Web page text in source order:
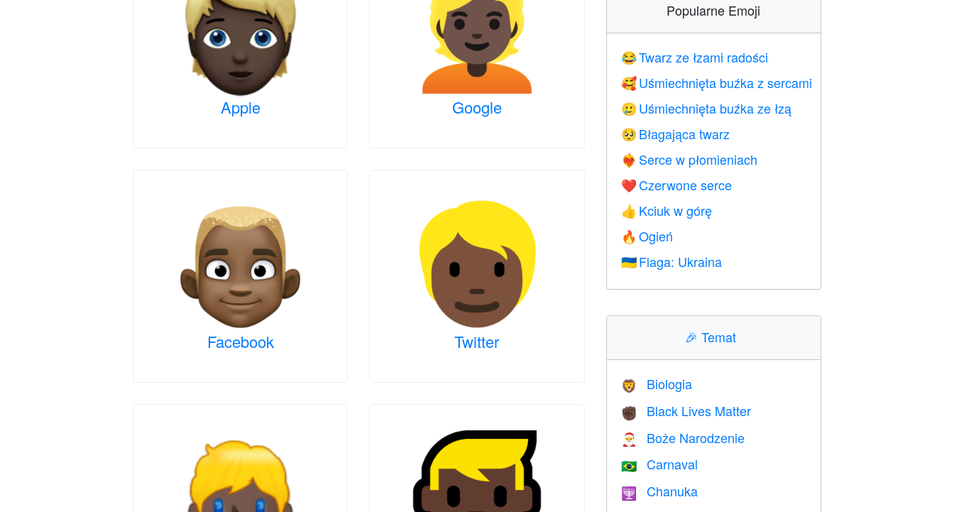
Apple Google
Facebook Twitter
Popularne Emoji
😂Twarz ze łzami radości
🥰 Uśmiechnięta buźka z sercami
🥲 Uśmiechnięta buźka ze łzą
🥺 Błagająca twarz
❤️‍🔥 Serce w płomieniach
❤️ Czerwone serce
👍 Kciuk w górę
🔥 Ogień
🇺🇦 Flaga: Ukraina
🎉 Temat
🦁 Biologia
✊🏿 Black Lives Matter
🎅 Boże Narodzenie
🇧🇷 Carnaval
🕎 Chanuka